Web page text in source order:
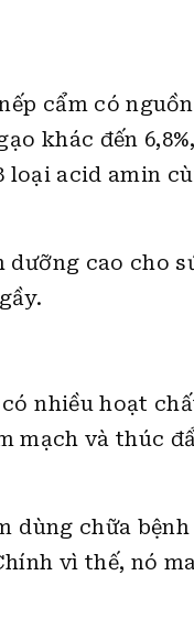
cẩm có
khác đến
loại acid amin
cao cho
nhiều hoạt
mạch và thúc
dùng chữa
vì thế, nó